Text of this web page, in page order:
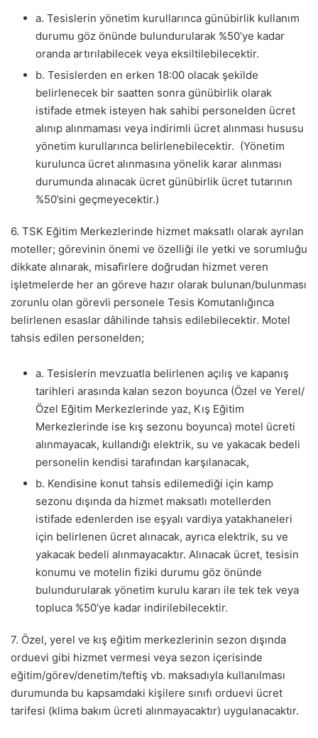
a. Tesislerin yönetim kurullarınca günübirlik kullanım
durumu göz önünde bulundurularak %50’ye kadar
oranda artırılabilecek veya eksiltilebilecektir.
b. Tesislerden en erken 18:00 olacak şekilde
belirlenecek bir saatten sonra günübirlik olarak
istifade etmek isteyen hak sahibi personelden ücret
alınıp alınmaması veya indirimli ücret alınması hususu
yönetim kurullarınca belirlenebilecektir. (Yönetim
kurulunca ücret alınmasına yönelik karar alınması
durumunda alınacak ücret günübirlik ücret tutarının
%50’sini geçmeyecektir.)
6. TSK Eğitim Merkezlerinde hizmet maksatlı olarak ayrılan
moteller; görevinin önemi ve özelliği ile yetki ve sorumluğu
dikkate alınarak, misafirlere doğrudan hizmet veren
işletmelerde her an göreve hazır olarak bulunan/bulunması
zorunlu olan görevli personele Tesis Komutanlığınca
belirlenen esaslar dâhilinde tahsis edilebilecektir. Motel
tahsis edilen personelden;
a. Tesislerin mevzuatla belirlenen açılış ve kapanış
tarihleri arasında kalan sezon boyunca (Özel ve Yerel/
Özel Eğitim Merkezlerinde yaz, Kış Eğitim
Merkezlerinde ise kış sezonu boyunca) motel ücreti
alınmayacak, kullandığı elektrik, su ve yakacak bedeli
personelin kendisi tarafından karşılanacak,
b. Kendisine konut tahsis edilemediği için kamp
sezonu dışında da hizmet maksatlı motellerden
istifade edenlerden ise eşyalı vardiya yatakhaneleri
için belirlenen ücret alınacak, ayrıca elektrik, su ve
yakacak bedeli alınmayacaktır. Alınacak ücret, tesisin
konumu ve motelin fiziki durumu göz önünde
bulundurularak yönetim kurulu kararı ile tek tek veya
topluca %50’ye kadar indirilebilecektir.
7. Özel, yerel ve kış eğitim merkezlerinin sezon dışında
orduevi gibi hizmet vermesi veya sezon içerisinde
eğitim/görev/denetim/teftiş vb. maksadıyla kullanılması
durumunda bu kapsamdaki kişilere sınıfı orduevi ücret
tarifesi (klima bakım ücreti alınmayacaktır) uygulanacaktır.